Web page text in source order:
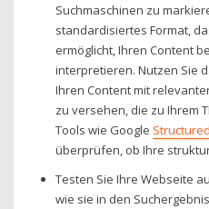
Suchmaschinen zu
standardisiertes Format,
ermöglicht, Ihren Content
interpretieren. Nutzen Sie
Ihren Content mit
zu versehen, die zu Ihrem
Tools wie Google
überprüfen, ob Ihre
Testen Sie Ihre Webseite
wie sie in den